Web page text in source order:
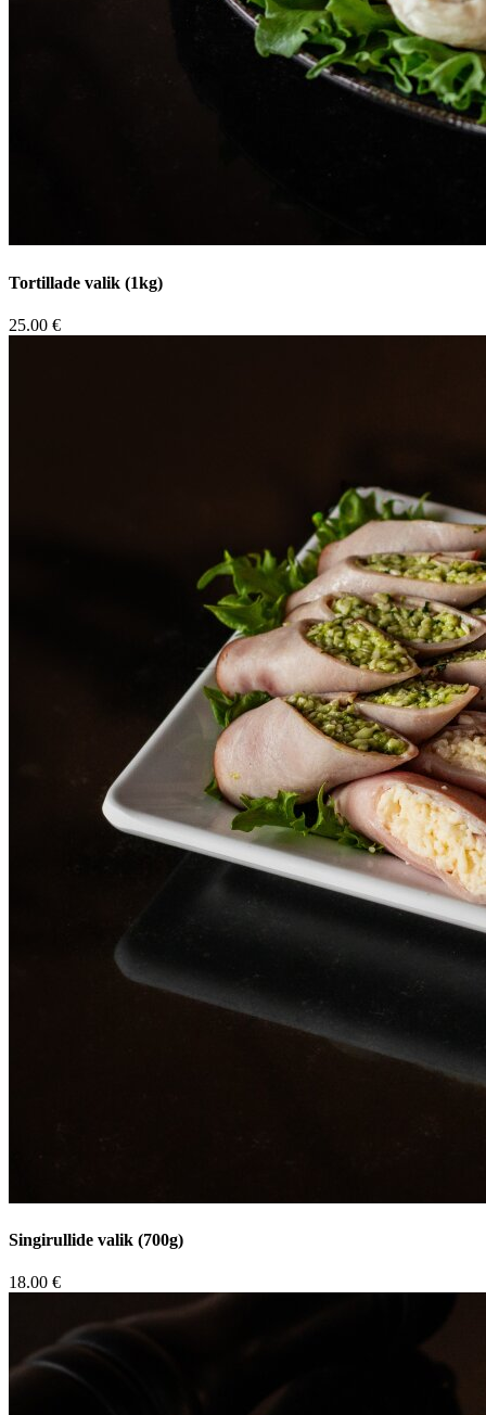
Tortillade valik (1kg)
25.00 €
Singirullide valik (700g)
18.00 €